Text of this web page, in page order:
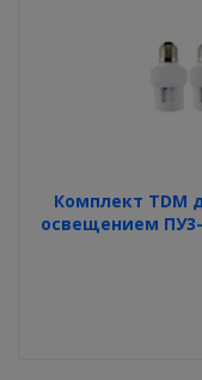
Комплект TDM
освещением